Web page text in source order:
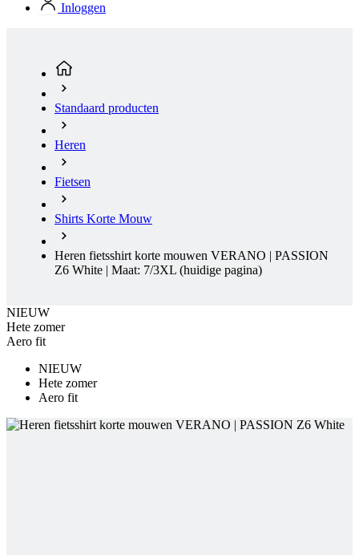
Inloggen
Standaard producten
Heren
Fietsen
Shirts Korte Mouw
Heren fietsshirt korte mouwen VERANO | PASSION
Z6 White | Maat: 7/3XL (huidige pagina)
NIEUW
Hete zomer
Aero fit
NIEUW
Hete zomer
Aero fit